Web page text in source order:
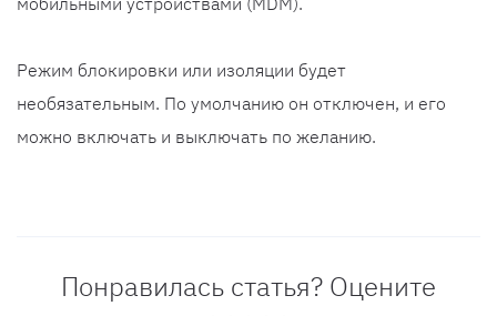
Режим блокировки или изоляции будет
необязательным. По умолчанию он отключен, и его
можно включать и выключать по желанию.
Понравилась статья? Оцените